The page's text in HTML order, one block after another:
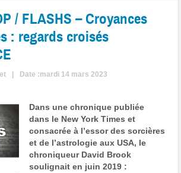
/ FLASHS – Croyances
: regards croisés
Date :mardi 14 mars 2023
Dans une chronique publiée
dans le New York Times et
consacrée à l’essor des sorcières
et de l’astrologie aux USA, le
chroniqueur David Brook
soulignait en juin 2019 :